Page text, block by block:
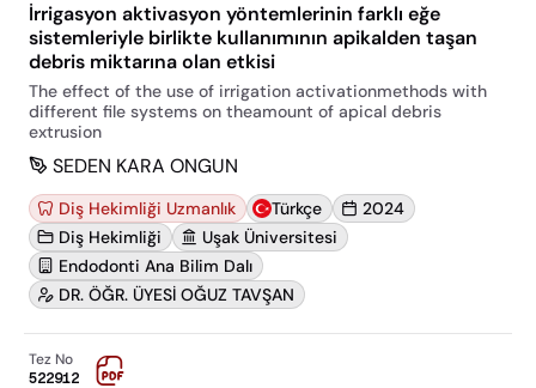
İrrigasyon aktivasyon yöntemlerinin farklı eğe
sistemleriyle birlikte kullanımının apikalden taşan
debris miktarına olan etkisi
The effect of the use of irrigation activationmethods with
different file systems on theamount of apical debris
extrusion
SEDEN KARA ONGUN
Diş Hekimliği Uzmanlık Türkçe
2024
Diş Hekimliği
Uşak Üniversitesi
Endodonti Ana Bilim Dalı
DR. ÖĞR. ÜYESİ OĞUZ TAVŞAN
Tez No
522912